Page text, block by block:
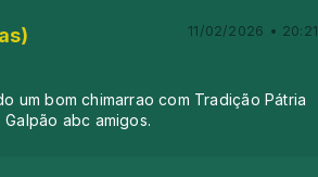
11/02/2026 • 20:21
um bom chimarrao com Tradição Pátria
abc amigos.